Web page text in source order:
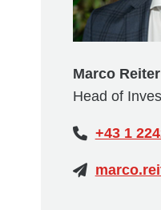
Marco Reiter
Head of
+43 1